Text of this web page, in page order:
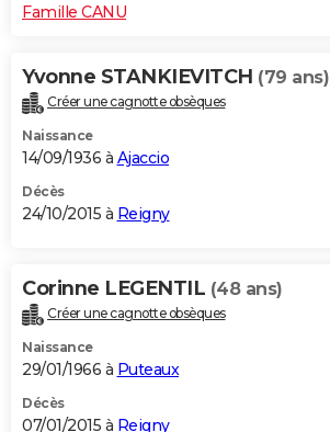
Famille CANU
Yvonne STANKIEVITCH (79 ans)
Créer une cagnotte obsèques
Naissance
14/09/1936 à Ajaccio
Décès
24/10/2015 à Reigny
Corinne LEGENTIL (48 ans)
Créer une cagnotte obsèques
Naissance
29/01/1966 à Puteaux
Décès
07/01/2015 à Reigny